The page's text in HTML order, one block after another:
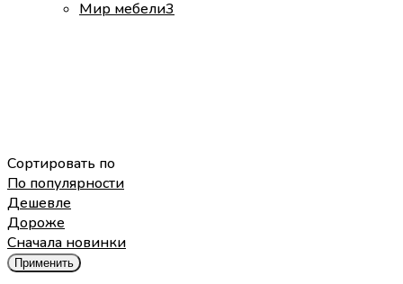
Мир мебели3
Сортировать по
По популярности
Дешевле
Дороже
Cначала новинки
Применить